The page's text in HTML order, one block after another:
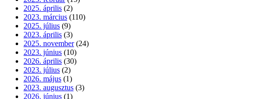
2025. április (2)
2023. március (110)
2025. július (9)
2023. április (3)
2025. november (24)
2023. június (10)
2026. április (30)
2023. július (2)
2026. május (1)
2023. augusztus (3)
2026. június (1)